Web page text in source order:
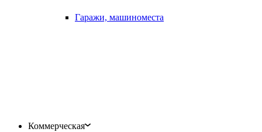
Гаражи, машиноместа
Коммерческая